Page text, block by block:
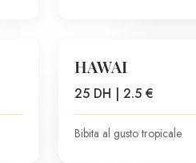
HAWAI
25 DH | 2.5 €
Bibita al gusto tropicale